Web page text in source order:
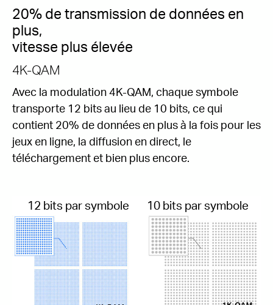
12 bits par symbole 10 bits par symbole
20% de transmission de données en
plus,
vitesse plus élevée
4K-QAM
Avec la modulation 4K-QAM, chaque symbole
transporte 12 bits au lieu de 10 bits, ce qui
contient 20% de données en plus à la fois pour les
jeux en ligne, la diffusion en direct, le
téléchargement et bien plus encore.